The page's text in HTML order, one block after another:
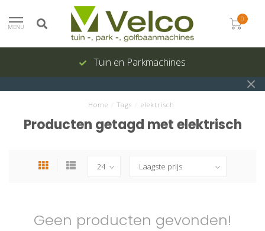
MENU
0
Tuin en Parkmachines
Home Tags elektrisch
Producten getagd met elektrisch
Geen producten gevonden!